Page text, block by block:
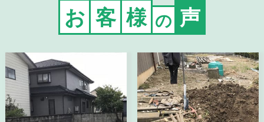
お 客 様 の 声